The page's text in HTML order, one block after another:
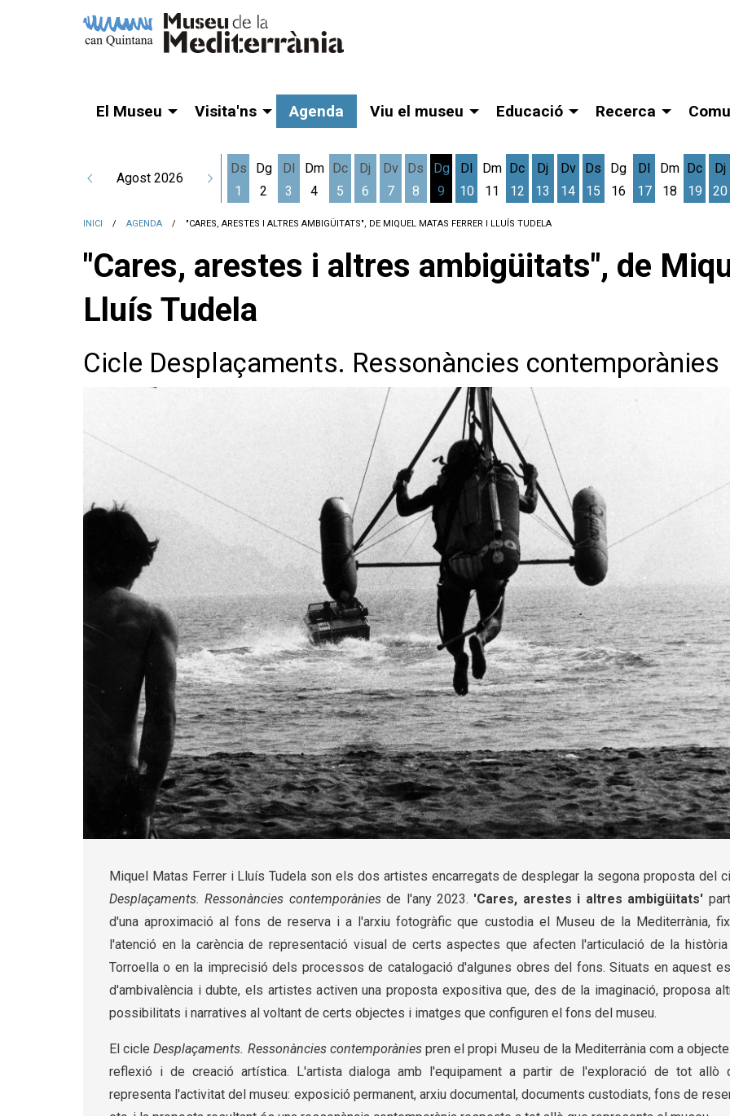
El Museu Visita'ns Agenda Viu el museu Educació Recerca
Agost 2026
Ds
1
Dg
2
Dl
3
Dm
4
Dc
5
Dj
6
Dv
7
Ds
8
Dg
9
Dl
10
Dm
11
Dc
12
Dj
13
Dv
14
Ds
15
Dg
16
Dl
17
Dm
18
Dc
19
Dj
20
INICI AGENDA "CARES, ARESTES I ALTRES AMBIGÜITATS", DE MIQUEL MATAS FERRER I LLUÍS TUDELA
"Cares, arestes i altres ambigüitats", de
Lluís Tudela
Cicle Desplaçaments. Ressonàncies contemporànies
Miquel Matas Ferrer i Lluís Tudela son els dos artistes encarregats de desplegar la segona proposta del
Desplaçaments. Ressonàncies contemporàniesde l'any 2023. 'Cares, arestes i altres ambigüitats'
d'una aproximació al fons de reserva i a l'arxiu fotogràfic que custodia el Museu de la Mediterrània,
l'atenció en la carència de representació visual de certs aspectes que afecten l'articulació de la
Torroella o en la imprecisió dels processos de catalogació d'algunes obres del fons. Situats en aquest
d'ambivalència i dubte, els artistes activen una proposta expositiva que, des de la imaginació, proposa
possibilitats i narratives al voltant de certs objectes i imatges que configuren el fons del museu.
El cicleDesplaçaments. Ressonàncies contemporàniespren el propi Museu de la Mediterrània com a
reflexió i de creació artística. L'artista dialoga amb l'equipament a partir de l'exploració de tot allò
representa l'activitat del museu: exposició permanent, arxiu documental, documents custodiats, fons de